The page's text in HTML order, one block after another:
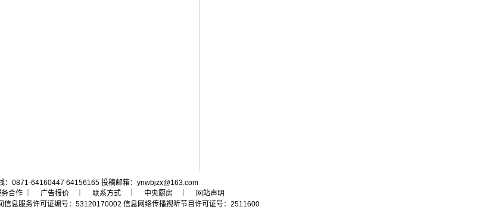
：0871-64160447 64156165 投稿邮箱：ynwbjzx@163.com
合作 ｜ 广告报价 联系方式 中央厨房
网站声明
信息服务许可证编号：53120170002 信息网络传播视听节目许可证号：2511600